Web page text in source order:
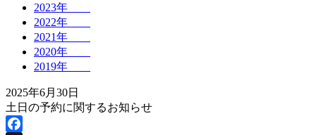
2023年
2022年
2021年
2020年
2019年
2025年6月30日
土日の予約に関するお知らせ